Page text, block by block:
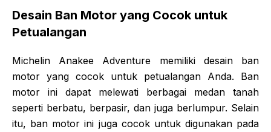
Desain Ban Motor yang Cocok untuk
Petualangan
Michelin Anakee Adventure memiliki desain ban
motor yang cocok untuk petualangan Anda. Ban
motor ini dapat melewati berbagai medan tanah
seperti berbatu, berpasir, dan juga berlumpur. Selain
itu, ban motor ini juga cocok untuk digunakan pada